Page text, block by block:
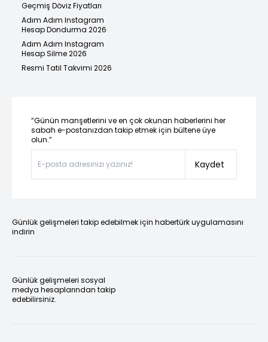
Geçmiş Döviz Fiyatları
Adım Adım Instagram
Hesap Dondurma 2026
Adım Adım Instagram
Hesap Silme 2026
Resmi Tatil Takvimi 2026
“Günün manşetlerini ve en çok okunan haberlerini her
sabah e-postanızdan takip etmek için bültene üye
olun.”
Kaydet
Günlük gelişmeleri takip edebilmek için habertürk uygulamasını
indirin
Günlük gelişmeleri sosyal
medya hesaplarından takip
edebilirsiniz.